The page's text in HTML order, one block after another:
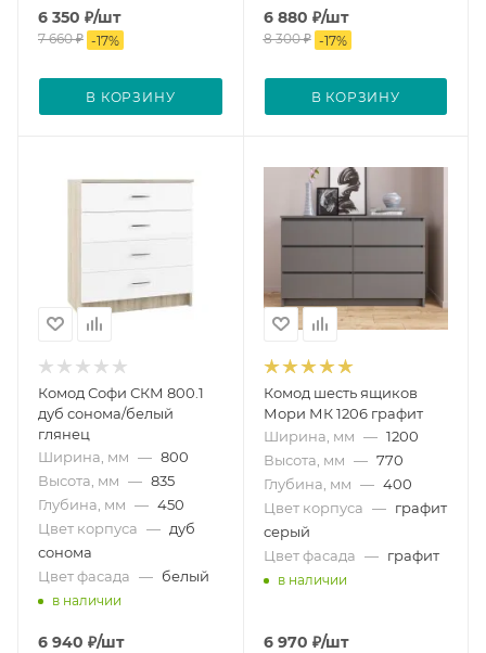
6 350 ₽/шт
7 660₽ -17%
В КОРЗИНУ
6 880 ₽/шт
8 300₽ -17%
В КОРЗИНУ
Комод Софи СКМ 800.1
дуб сонома/белый
глянец
Ширина, мм — 800
Высота, мм — 835
Глубина, мм — 450
Цвет корпуса — дуб
сонома
Цвет фасада — белый
в наличии
6 940 ₽/шт
Комод шесть ящиков
Мори МК 1206 графит
Ширина, мм — 1200
Высота, мм — 770
Глубина, мм — 400
Цвет корпуса — графит
серый
Цвет фасада — графит
в наличии
6 970 ₽/шт